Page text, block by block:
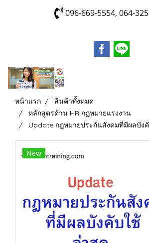
096-669-5554, 064-
หน้าแรก
สินค้าทั้งหมด
หลักสูตรด้าน HR กฎหมายแรงงาน
Update กฎหมายประกันสังคมที่มีผลบัง
New